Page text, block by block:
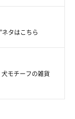
タはこちら
モチーフの雑貨